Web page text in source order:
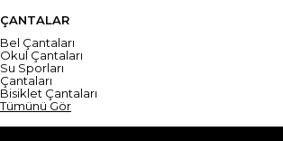
ÇANTALAR
Bel Çantaları
Okul Çantaları
Su Sporları
Çantaları
Bisiklet Çantaları
Tümünü Gör